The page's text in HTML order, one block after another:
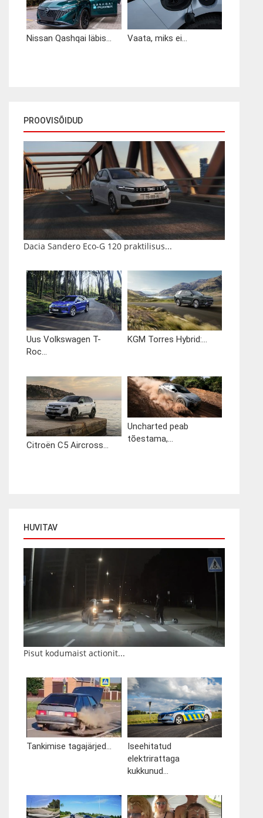
Nissan Qashqai läbis... Vaata, miks ei...
PROOVISÕIDUD
Dacia Sandero Eco-G 120 praktilisus...
Uus Volkswagen T-
Roc...
KGM Torres Hybrid:...
Citroën C5 Aircross...
Uncharted peab
tõestama,...
HUVITAV
Pisut kodumaist actionit...
Tankimise tagajärjed...
Iseehitatud
elektrirattaga
kukkunud...